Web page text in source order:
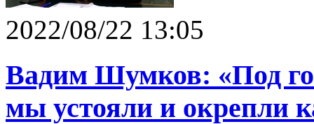
2022/08/22 13:05
Вадим Шумков: «Под
мы устояли и окрепли